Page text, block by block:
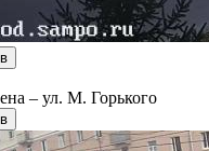
– ул. М. Горького